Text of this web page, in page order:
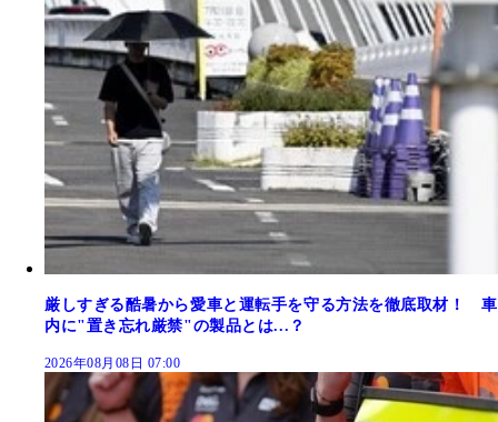
厳しすぎる酷暑から愛車と運転手を守る方法を徹底取材！ 車
内に"置き忘れ厳禁"の製品とは...？
2026年08月08日 07:00